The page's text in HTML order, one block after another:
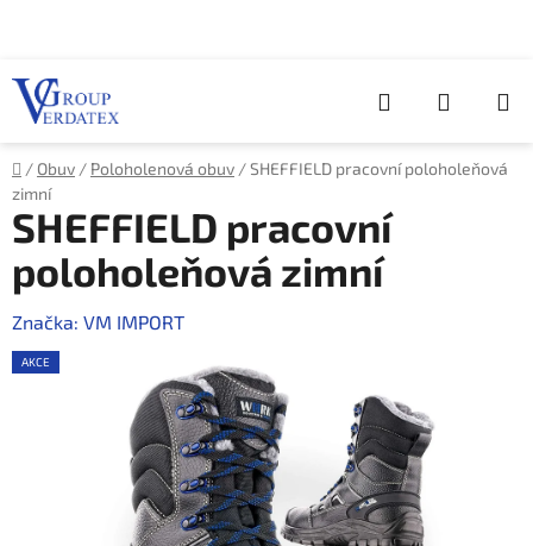
Hledat
KOŠÍK
Domů
/ Obuv / Poloholenová obuv /SHEFFIELD pracovní poloholeňová
zimní
SHEFFIELD pracovní
poloholeňová zimní
Značka: VM IMPORT
AKCE